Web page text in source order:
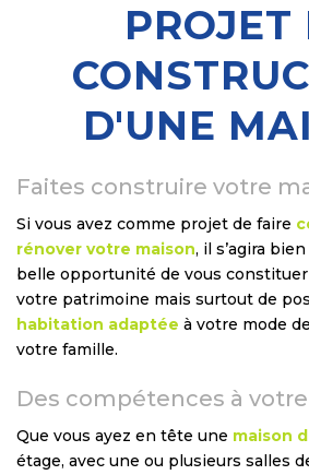
PROJET
D'UNE
Faites construire votre
Si vous avez comme projet de faire
rénover votre maison, il s’agira
belle opportunité de vous
votre patrimoine mais surtout de
habitation adaptée à votre mode
votre famille.
Des compétences à
Que vous ayez en tête une maison
étage, avec une ou plusieurs salles